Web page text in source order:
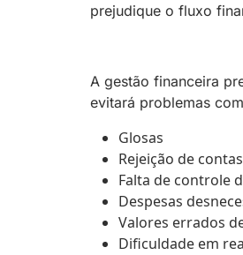
prejudique o fluxo
A gestão financeira
evitará problemas
Glosas
Rejeição de contas
Falta de controle
Despesas
Valores errados
Dificuldade em